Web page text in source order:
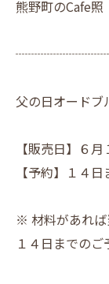
熊野町のCafe
父の日オードブ
【販売日】６月
【予約】１４日
※ 材料があれば
１４日までの